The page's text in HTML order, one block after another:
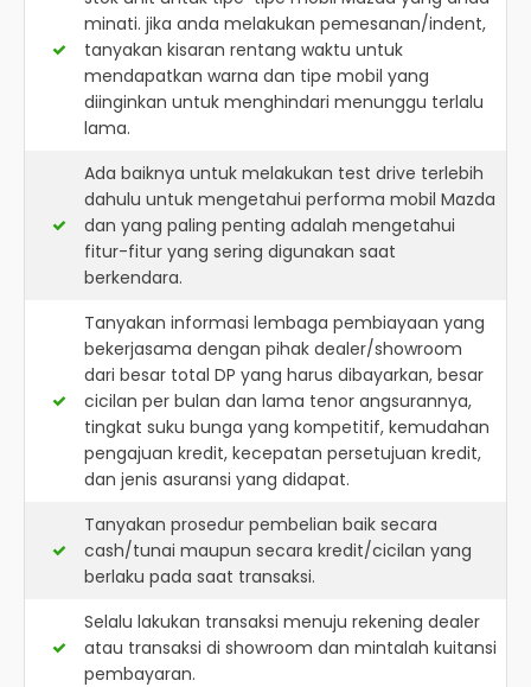
minati. jika anda melakukan pemesanan/indent,
tanyakan kisaran rentang waktu untuk
mendapatkan warna dan tipe mobil yang
diinginkan untuk menghindari menunggu terlalu
lama.
Ada baiknya untuk melakukan test drive terlebih
dahulu untuk mengetahui performa mobil Mazda
dan yang paling penting adalah mengetahui
fitur-fitur yang sering digunakan saat
berkendara.
Tanyakan informasi lembaga pembiayaan yang
bekerjasama dengan pihak dealer/showroom
dari besar total DP yang harus dibayarkan, besar
cicilan per bulan dan lama tenor angsurannya,
tingkat suku bunga yang kompetitif, kemudahan
pengajuan kredit, kecepatan persetujuan kredit,
dan jenis asuransi yang didapat.
Tanyakan prosedur pembelian baik secara
cash/tunai maupun secara kredit/cicilan yang
berlaku pada saat transaksi.
Selalu lakukan transaksi menuju rekening dealer
atau transaksi di showroom dan mintalah kuitansi
pembayaran.